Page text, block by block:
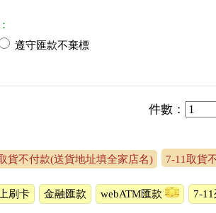
遵守匯款不棄標
件數 ：
貨不付款(送貨地址填全家店名) 7-11取貨
刷卡 金融匯款 webATM匯款 7-